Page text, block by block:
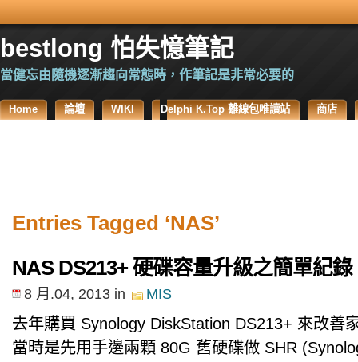
bestlong 怕失憶筆記
當健忘由隨機逐漸趨向常態時，作筆記是非常必要的
Home 論壇 WIKI Delphi K.Top 離線包唯讀站 商店
Entries Tagged ‘NAS’
NAS DS213+ 硬碟容量升級之簡單紀錄
8 月.04, 2013 in MIS
去年購買 Synology DiskStation DS213+ 來改善
當時是先用手邊兩顆 80G 舊硬碟做 SHR